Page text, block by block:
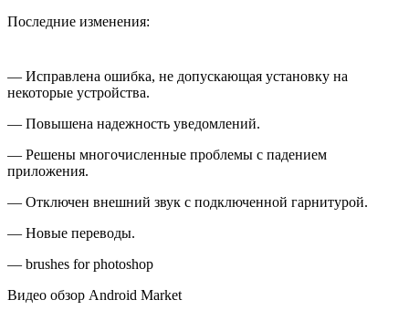
Последние изменения:
— Исправлена ошибка, не допускающая установку на
некоторые устройства.
— Повышена надежность уведомлений.
— Решены многочисленные проблемы с падением
приложения.
— Отключен внешний звук с подключенной гарнитурой.
— Новые переводы.
— brushes for photoshop
Видео обзор Android Market